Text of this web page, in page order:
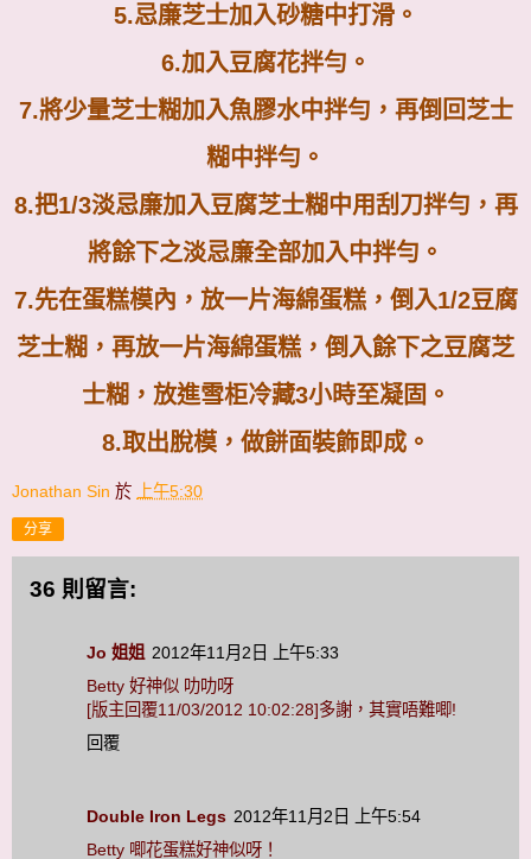
5.忌廉芝士加入砂糖中打滑。
6.加入豆腐花拌勻。
7.將少量芝士糊加入魚膠水中拌勻，再倒回芝士
糊中拌勻。
8.把1/3淡忌廉加入豆腐芝士糊中用刮刀拌勻，再
將餘下之淡忌廉全部加入中拌勻。
7.先在蛋糕模內，放一片海綿蛋糕，倒入1/2豆腐
芝士糊，再放一片海綿蛋糕，倒入餘下之豆腐芝
士糊，放進雪柜冷藏3小時至凝固。
8.取出脫模，做餅面裝飾即成。
Jonathan Sin 於 上午5:30
分享
36 則留言:
Jo 姐姐 2012年11月2日 上午5:33
Betty 好神似 叻叻呀
[版主回覆11/03/2012 10:02:28]多謝，其實唔難唧!
回覆
Double Iron Legs 2012年11月2日 上午5:54
Betty 唧花蛋糕好神似呀！